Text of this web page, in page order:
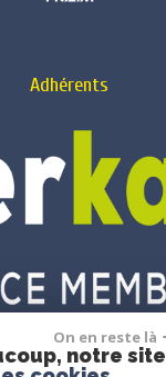
Adhérents
On en reste là
notre site